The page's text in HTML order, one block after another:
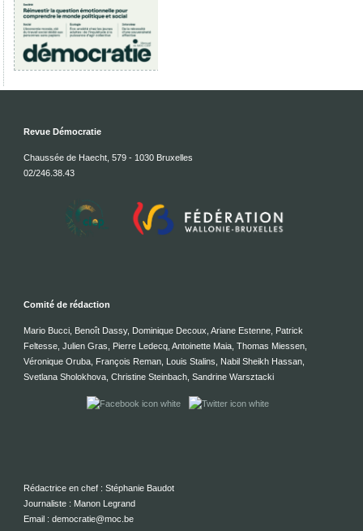
Revue Démocratie
Chaussée de Haecht, 579 - 1030 Bruxelles
02/246.38.43
Comité de rédaction
Mario Bucci, Benoît Dassy, Dominique Decoux, Ariane Estenne, Patrick
Feltesse, Julien Gras, Pierre Ledecq, Antoinette Maia, Thomas Miessen,
Véronique Oruba, François Reman, Louis Stalins, Nabil Sheikh Hassan,
Svetlana Sholokhova, Christine Steinbach, Sandrine Warsztacki
Rédactrice en chef : Stéphanie Baudot
Journaliste : Manon Legrand
Email : democratie@moc.be